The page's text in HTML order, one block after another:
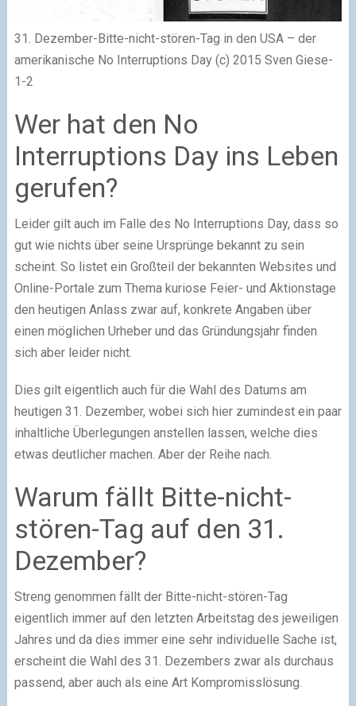
31. Dezember-Bitte-nicht-stören-Tag in den USA – der
amerikanische No Interruptions Day (c) 2015 Sven Giese-
1-2
Wer hat den No
Interruptions Day ins Leben
gerufen?
Leider gilt auch im Falle des No Interruptions Day, dass so
gut wie nichts über seine Ursprünge bekannt zu sein
scheint. So listet ein Großteil der bekannten Websites und
Online-Portale zum Thema kuriose Feier- und Aktionstage
den heutigen Anlass zwar auf, konkrete Angaben über
einen möglichen Urheber und das Gründungsjahr finden
sich aber leider nicht.
Dies gilt eigentlich auch für die Wahl des Datums am
heutigen 31. Dezember, wobei sich hier zumindest ein paar
inhaltliche Überlegungen anstellen lassen, welche dies
etwas deutlicher machen. Aber der Reihe nach.
Warum fällt Bitte-nicht-
stören-Tag auf den 31.
Dezember?
Streng genommen fällt der Bitte-nicht-stören-Tag
eigentlich immer auf den letzten Arbeitstag des jeweiligen
Jahres und da dies immer eine sehr individuelle Sache ist,
erscheint die Wahl des 31. Dezembers zwar als durchaus
passend, aber auch als eine Art Kompromisslösung.